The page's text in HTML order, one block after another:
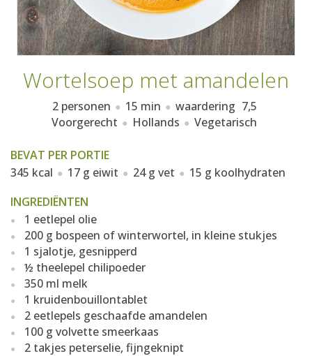
Wortelsoep met amandelen
2 personen 15 min waardering 7,5
Voorgerecht
Hollands Vegetarisch
BEVAT PER PORTIE
345 kcal
17 g eiwit 24 g vet
15 g koolhydraten
INGREDIËNTEN
1 eetlepel olie
200 g bospeen of winterwortel, in kleine stukjes
1 sjalotje, gesnipperd
½ theelepel chilipoeder
350 ml melk
1 kruidenbouillontablet
2 eetlepels geschaafde amandelen
100 g volvette smeerkaas
2 takjes peterselie, fijngeknipt